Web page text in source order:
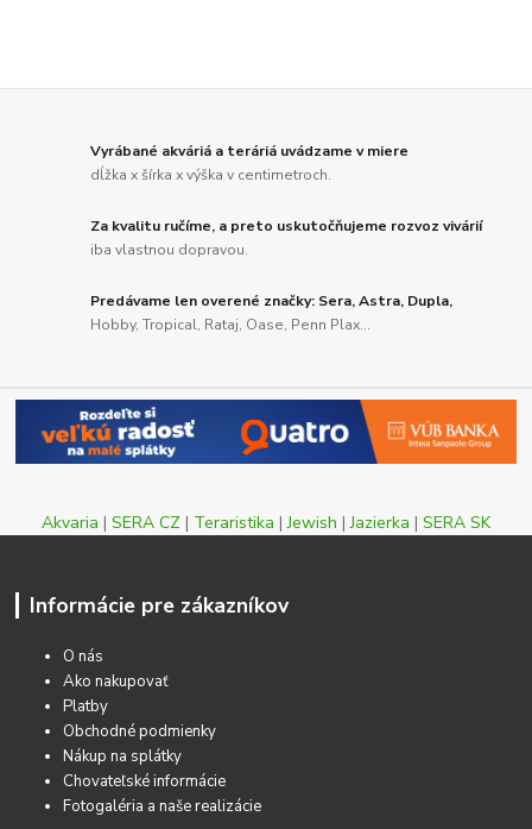
Vyrábané akváriá a teráriá uvádzame v miere
dĺžka x šírka x výška v centimetroch.
Za kvalitu ručíme, a preto uskutočňujeme rozvoz vivárií
iba vlastnou dopravou.
Predávame len overené značky: Sera, Astra, Dupla,
Hobby, Tropical, Rataj, Oase, Penn Plax...
Akvaria | SERA CZ | Teraristika |Jewish |Jazierka | SERA SK
Informácie pre zákazníkov
O nás
Ako nakupovať
Platby
Obchodné podmienky
Nákup na splátky
Chovateľské informácie
Fotogaléria a naše realizácie